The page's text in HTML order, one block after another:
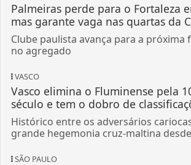
Palmeiras perde para o Fortaleza
mas garante vaga nas quartas da
Clube paulista avança para a próxima
no agregado
VASCO
Vasco elimina o Fluminense pela
século e tem o dobro de
Histórico entre os adversários
grande hegemonia cruz-maltina
SÃO PAULO